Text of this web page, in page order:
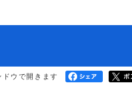
ウで開きます